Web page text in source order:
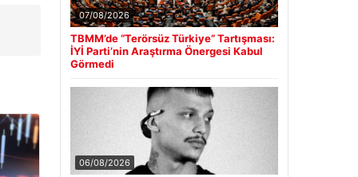
07/08/2026
TBMM’de “Terörsüz Türkiye” Tartışması:
İYİ Parti’nin Araştırma Önergesi Kabul
Görmedi
06/08/2026